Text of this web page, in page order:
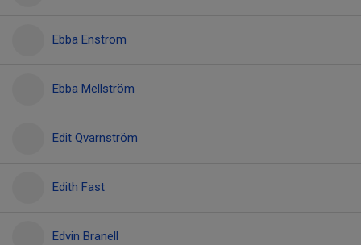
Ebba Enström
Ebba Mellström
Edit Qvarnström
Edith Fast
Edvin Branell